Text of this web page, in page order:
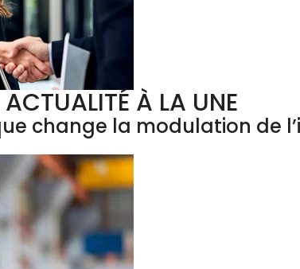
ACTUALITÉ À LA UNE
change la modulation de